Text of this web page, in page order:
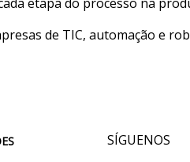
de TIC, automação e
SÍGUENOS